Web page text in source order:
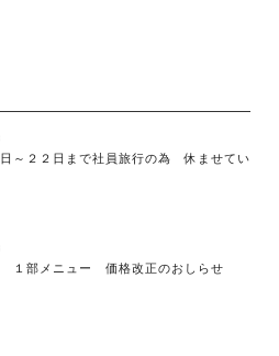
日～２２日まで社員旅行の為 休ませてい
１部メニュー 価格改正のおしらせ